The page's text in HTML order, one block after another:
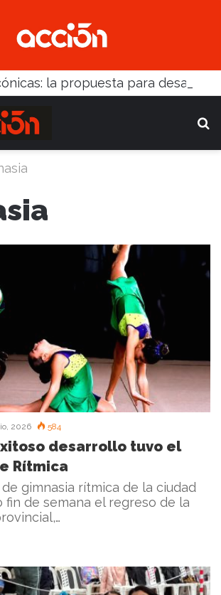
2026 584
desarrollo tuvo el
Rítmica
gimnasia rítmica de la ciudad
fin de semana el regreso de la